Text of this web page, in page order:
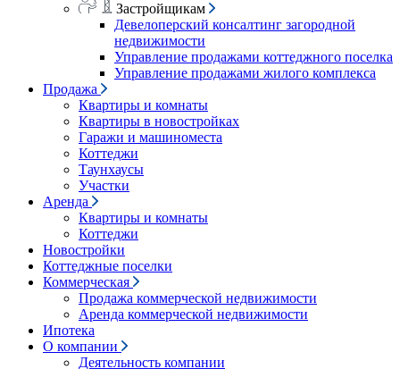
Застройщикам
Девелоперский консалтинг загородной
недвижимости
Управление продажами коттеджного поселка
Управление продажами жилого комплекса
Продажа
Квартиры и комнаты
Квартиры в новостройках
Гаражи и машиноместа
Коттеджи
Таунхаусы
Участки
Аренда
Квартиры и комнаты
Коттеджи
Новостройки
Коттеджные поселки
Коммерческая
Продажа коммерческой недвижимости
Аренда коммерческой недвижимости
Ипотека
О компании
Деятельность компании